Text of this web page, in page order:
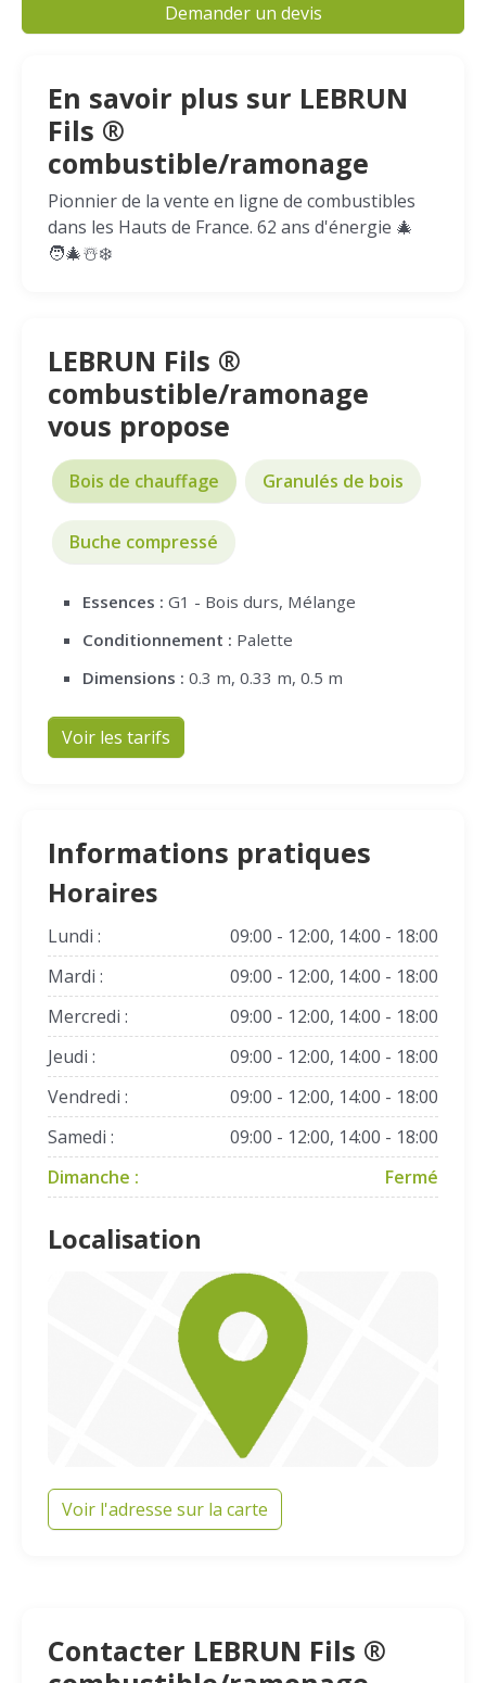
Demander un devis
En savoir plus sur LEBRUN
Fils ®
combustible/ramonage
Pionnier de la vente en ligne de combustibles
dans les Hauts de France. 62 ans d'énergie 🎄
🧑‍🎄☃️❄️
LEBRUN Fils ®
combustible/ramonage
vous propose
Bois de chauffage Granulés de bois
Buche compressé
Essences : G1 - Bois durs, Mélange
Conditionnement : Palette
Dimensions : 0.3 m, 0.33 m, 0.5 m
Voir les tarifs
Informations pratiques
Horaires
Lundi :
09:00 - 12:00, 14:00 - 18:00
Mardi :
09:00 - 12:00, 14:00 - 18:00
Mercredi :
09:00 - 12:00, 14:00 - 18:00
Jeudi :
09:00 - 12:00, 14:00 - 18:00
Vendredi :
09:00 - 12:00, 14:00 - 18:00
Samedi :
09:00 - 12:00, 14:00 - 18:00
Dimanche :
Fermé
Localisation
Voir l'adresse sur la carte
Contacter LEBRUN Fils ®